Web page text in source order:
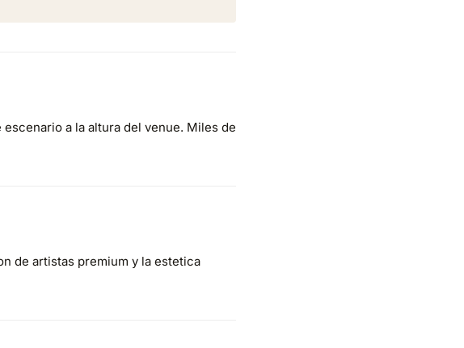
a la altura del venue. Miles de
de artistas premium y la estetica